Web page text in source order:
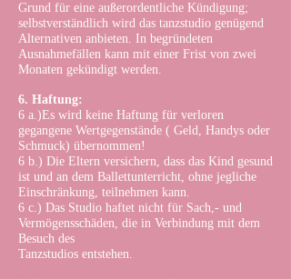
Grund für eine außerordentliche Kündigung;
selbstverständlich wird das tanzstudio genügend
Alternativen anbieten. In begründeten
Ausnahmefällen kann mit einer Frist von zwei
Monaten gekündigt werden.
6. Haftung:
6 a.)Es wird keine Haftung für verloren
gegangene Wertgegenstände ( Geld, Handys oder
Schmuck) übernommen!
6 b.) Die Eltern versichern, dass das Kind gesund
ist und an dem Ballettunterricht, ohne jegliche
Einschränkung, teilnehmen kann.
6 c.) Das Studio haftet nicht für Sach,- und
Vermögensschäden, die in Verbindung mit dem
Besuch des
Tanzstudios entstehen.